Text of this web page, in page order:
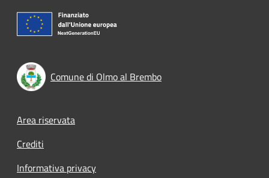
Comune di Olmo al Brembo
Footer menu
Area riservata
Crediti
Informativa privacy